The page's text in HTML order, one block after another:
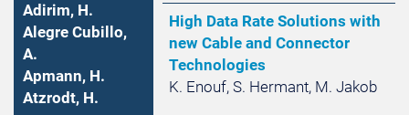
Adirim, H.
Alegre Cubillo,
A.
Apmann, H.
Atzrodt, H.
High Data Rate Solutions with
new Cable and Connector
Technologies
K. Enouf, S. Hermant, M. Jakob